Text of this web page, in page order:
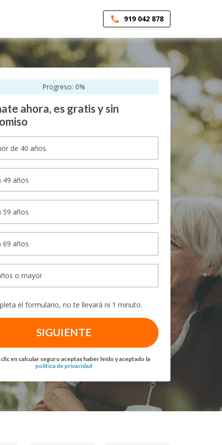
919 042 878
Progreso: 0%
ahora, es gratis y sin
de 40 años
años
años
años
o mayor
el formulario, no te llevará ni 1 minuto.
SIGUIENTE
en calcular seguro aceptas haber leído y aceptado la
política de privacidad